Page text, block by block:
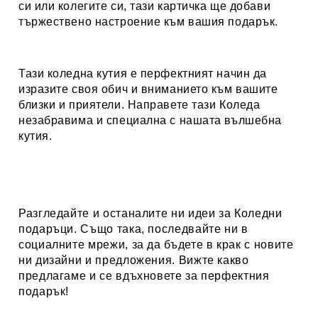
си или колегите си, тази картичка ще добави
тържествено настроение към вашия подарък.
Тази коледна кутия е перфектният начин да
изразите своя обич и вниманието към вашите
близки и приятели. Направете тази Коледа
незабравима и специална с нашата вълшебна
кутия.
Разгледайте и останалите ни идеи за Коледни
подаръци. Също така, последвайте ни в
социалните мрежи, за да бъдете в крак с новите
ни дизайни и предложения. Вижте какво
предлагаме и се вдъхновете за перфектния
подарък!